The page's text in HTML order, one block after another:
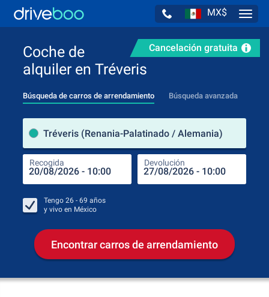
MX$
Cancelación gratuita
Coche de
alquiler en Tréveris
Búsqueda de carros de arrendamiento Búsqueda avanzada
Tréveris (Renania-Palatinado / Alemania)
Recogida Devolución
Tengo 26 - 69 años
y vivo en México
Encontrar carros de arrendamiento